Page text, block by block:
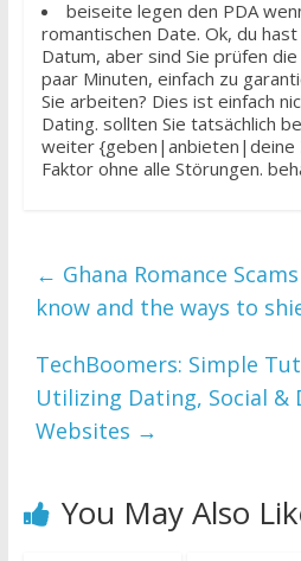
beiseite legen den PDA
romantischen Date. Ok, du
Datum, aber sind Sie prüfen
paar Minuten, einfach zu
Sie arbeiten? Dies ist einfach
Dating. sollten Sie tatsächlich
weiter {geben|anbieten|deine
Faktor ohne alle Störungen.
← Ghana Romance
know and the ways to
TechBoomers: Simple
Utilizing Dating, Social &
Websites →
You May Also